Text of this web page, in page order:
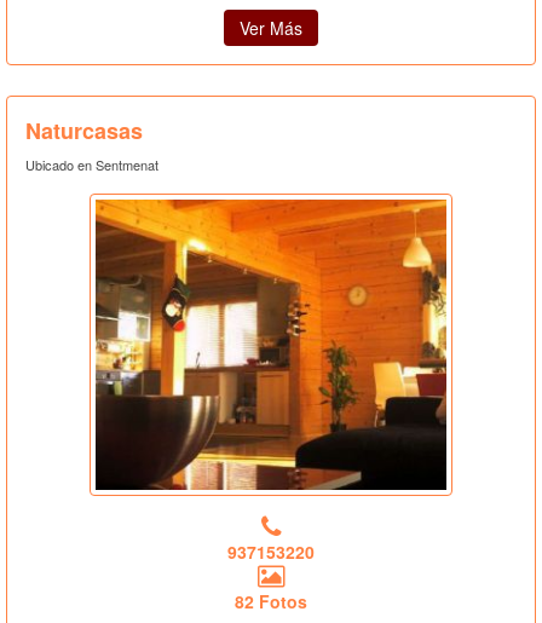
Ver Más
Naturcasas
Ubicado en Sentmenat
937153220
82 Fotos